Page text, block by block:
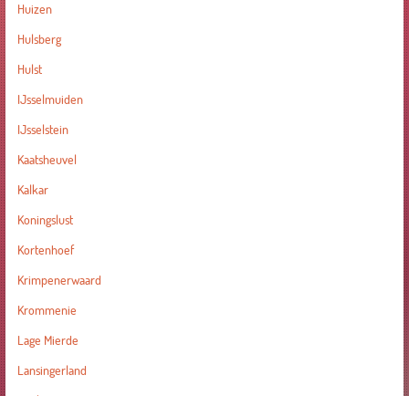
Huizen
Hulsberg
Hulst
IJsselmuiden
IJsselstein
Kaatsheuvel
Kalkar
Koningslust
Kortenhoef
Krimpenerwaard
Krommenie
Lage Mierde
Lansingerland